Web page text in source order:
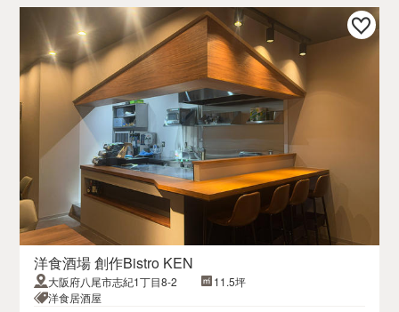
洋食酒場 創作Bistro KEN
大阪府八尾市志紀1丁目8-2
11.5坪
洋食居酒屋